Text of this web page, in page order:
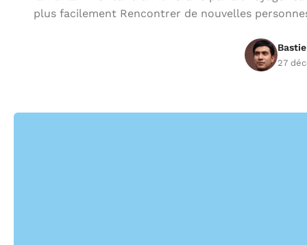
plus facilement Rencontrer de nouvelles
27